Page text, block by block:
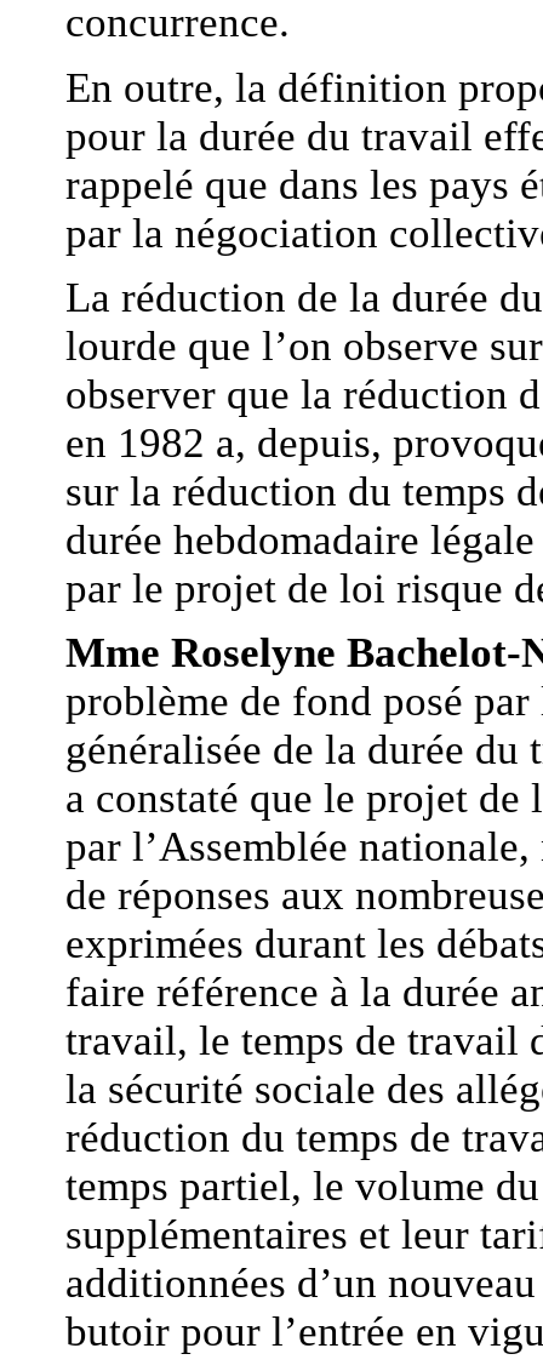
concurrence.
En outre, la définition
pour la durée du travail
rappelé que dans les pays
par la négociation
La réduction de la durée
lourde que l’on observe
observer que la réduction
en 1982 a, depuis,
sur la réduction du temps
durée hebdomadaire
par le projet de loi risque
Mme Roselyne Bachelot-
problème de fond posé
généralisée de la durée
a constaté que le projet de
par l’Assemblée
de réponses aux
exprimées durant les
faire référence à la durée
travail, le temps de travail
la sécurité sociale des
réduction du temps de
temps partiel, le volume
supplémentaires et leur
additionnées d’un
butoir pour l’entrée en